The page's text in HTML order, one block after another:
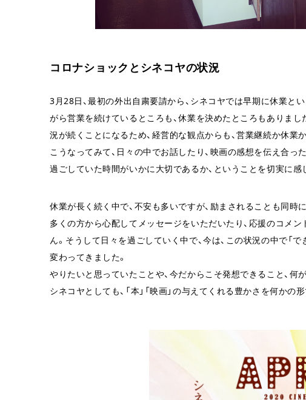
コロナショックとシネコヤの状況
3月28日、最初の外出自粛要請から、シネコヤでは早期に休業と
がら営業を続けているところも、休業を決めたところもありま
況が続くことになるため、経営的な観点からも、営業継続か休業
こうなってみて、日々の中でお話したり、映画の感想を伝え合
過ごしていた時間がいかに大切であるか、ということを切実に感
休業が長く続く中で、不安も多いですが、励まされることも同時
多くの方から心配してメッセージをいただいたり、応援のコメ
ん。そうして日々を過ごしていく中で、今は、この状況の中で「
変わってきました。
やりたいと思っていたことや、今だからこそ発想できること、何
シネコヤとしても、「本」「映画」の与えてくれる豊かさを何かの